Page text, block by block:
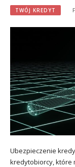
TWÓJ KREDYT
Ubezpieczenie
kredytobiorcy, które